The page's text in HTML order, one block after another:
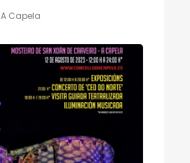
A Capela